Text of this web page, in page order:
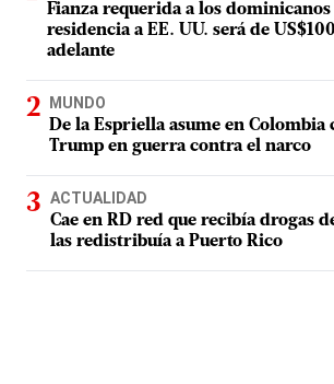
Fianza requerida a los
residencia a EE. UU. será de
adelante
MUNDO
De la Espriella asume en Colombia
Trump en guerra contra el narco
ACTUALIDAD
Cae en RD red que recibía drogas
las redistribuía a Puerto Rico